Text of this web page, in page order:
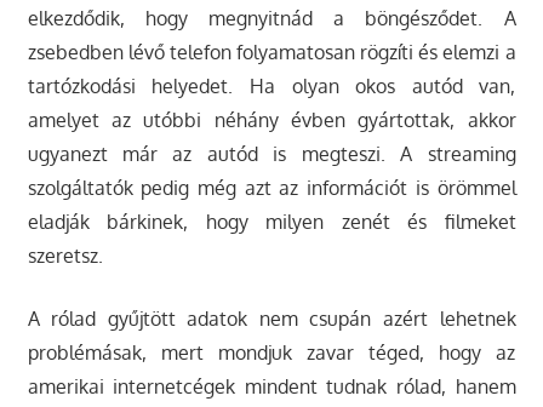
elkezdődik, hogy megnyitnád a böngésződet. A
zsebedben lévő telefon folyamatosan rögzíti és elemzi a
tartózkodási helyedet. Ha olyan okos autód van,
amelyet az utóbbi néhány évben gyártottak, akkor
ugyanezt már az autód is megteszi. A streaming
szolgáltatók pedig még azt az információt is örömmel
eladják bárkinek, hogy milyen zenét és filmeket
szeretsz.
A rólad gyűjtött adatok nem csupán azért lehetnek
problémásak, mert mondjuk zavar téged, hogy az
amerikai internetcégek mindent tudnak rólad, hanem